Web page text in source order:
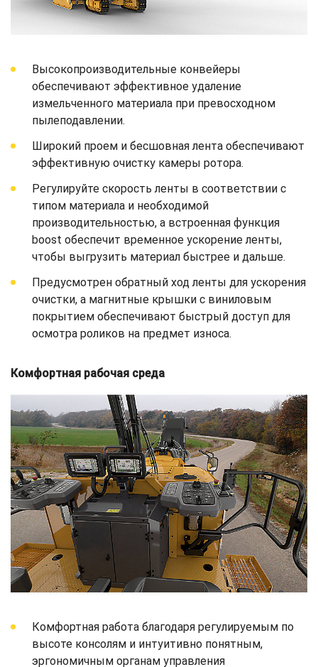
Высокопроизводительные конвейеры
обеспечивают эффективное удаление
измельченного материала при превосходном
пылеподавлении.
Широкий проем и бесшовная лента обеспечивают
эффективную очистку камеры ротора.
Регулируйте скорость ленты в соответствии с
типом материала и необходимой
производительностью, а встроенная функция
boost обеспечит временное ускорение ленты,
чтобы выгрузить материал быстрее и дальше.
Предусмотрен обратный ход ленты для ускорения
очистки, а магнитные крышки с виниловым
покрытием обеспечивают быстрый доступ для
осмотра роликов на предмет износа.
Комфортная рабочая среда
Комфортная работа благодаря регулируемым по
высоте консолям и интуитивно понятным,
эргономичным органам управления